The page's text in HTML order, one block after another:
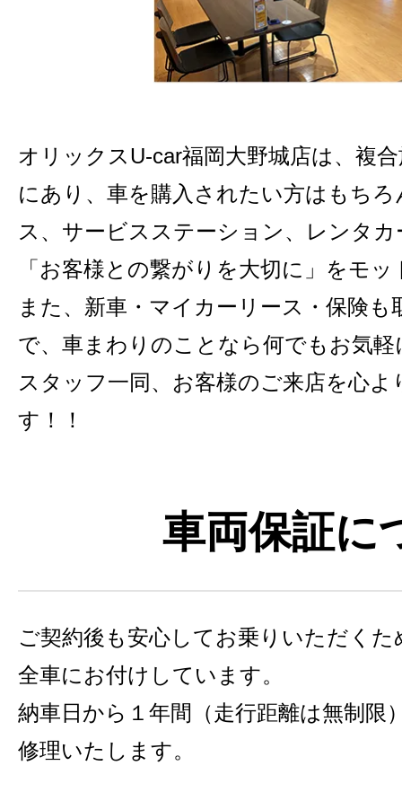
オリックスU-car福岡大野城店は、複
にあり、車を購入されたい方はもち
ス、サービスステーション、レンタ
「お客様との繋がりを大切に」をモ
また、新車・マイカーリース・保険
で、車まわりのことなら何でもお気
スタッフ一同、お客様のご来店を心
す！！
車両保証に
ご契約後も安心してお乗りいただく
全車にお付けしています。
納車日から１年間（走行距離は無制限
修理いたします。